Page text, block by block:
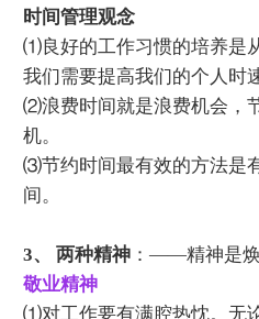
时间管理观念
⑴良好的工作习惯的培养是
我们需要提高我们的个人时
⑵浪费时间就是浪费机会，
机。
⑶节约时间最有效的方法是
间。
3、 两种精神 ：——精神是
敬业精神
⑴对工作要有满腔热忱。无